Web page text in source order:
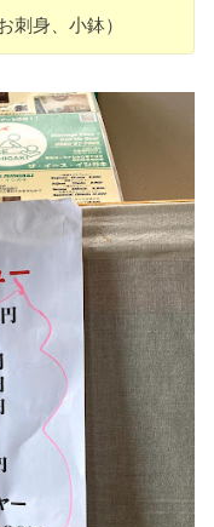
刺身、小鉢）